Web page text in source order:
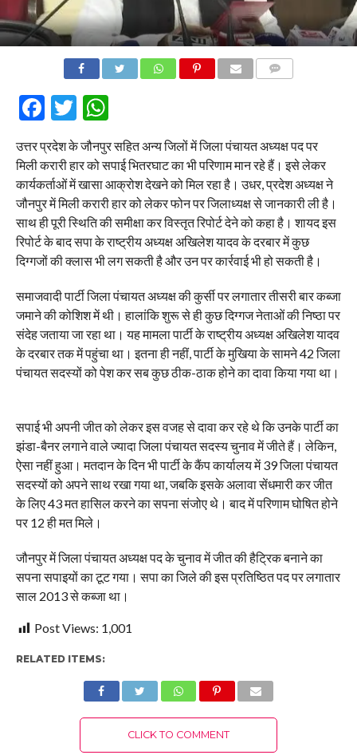
Facebook
Twitter
WhatsApp
उत्तर प्रदेश के जौनपुर सहित अन्य जिलों में जिला पंचायत अध्यक्ष पद पर
मिली करारी हार को सपाई भितरघाट का भी परिणाम मान रहे हैं। इसे लेकर
कार्यकर्ताओं में खासा आक्रोश देखने को मिल रहा है। उधर, प्रदेश अध्यक्ष ने
जौनपुर में मिली करारी हार को लेकर फोन पर जिलाध्यक्ष से जानकारी ली है।
साथ ही पूरी स्थिति की समीक्षा कर विस्तृत रिपोर्ट देने को कहा है। शायद इस
रिपोर्ट के बाद सपा के राष्ट्रीय अध्यक्ष अखिलेश यादव के दरबार में कुछ
दिग्गजों की क्लास भी लग सकती है और उन पर कार्रवाई भी हो सकती है।
समाजवादी पार्टी जिला पंचायत अध्यक्ष की कुर्सी पर लगातार तीसरी बार कब्जा
जमाने की कोशिश में थी। हालांकि शुरू से ही कुछ दिग्गज नेताओं की निष्ठा पर
संदेह जताया जा रहा था। यह मामला पार्टी के राष्ट्रीय अध्यक्ष अखिलेश यादव
के दरबार तक में पहुंचा था। इतना ही नहीं, पार्टी के मुखिया के सामने 42 जिला
पंचायत सदस्यों को पेश कर सब कुछ ठीक-ठाक होने का दावा किया गया था।
सपाई भी अपनी जीत को लेकर इस वजह से दावा कर रहे थे कि उनके पार्टी का
झंडा-बैनर लगाने वाले ज्यादा जिला पंचायत सदस्य चुनाव में जीते हैं। लेकिन,
ऐसा नहीं हुआ। मतदान के दिन भी पार्टी के कैंप कार्यालय में 39 जिला पंचायत
सदस्यों को अपने साथ रखा गया था, जबकि इसके अलावा सेंधमारी कर जीत
के लिए 43 मत हासिल करने का सपना संजोए थे। बाद में परिणाम घोषित होने
पर 12 ही मत मिले।
जौनपुर में जिला पंचायत अध्यक्ष पद के चुनाव में जीत की हैट्रिक बनाने का
सपना सपाइयों का टूट गया। सपा का जिले की इस प्रतिष्ठित पद पर लगातार
साल 2013 से कब्जा था।
Post Views: 1,001
RELATED ITEMS:
CLICK TO COMMENT